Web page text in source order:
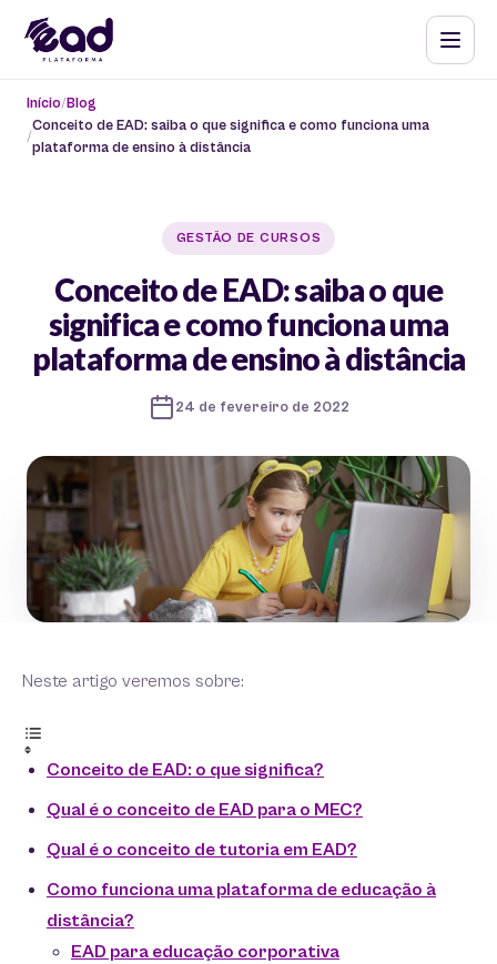
Início Blog
Conceito de EAD: saiba o que significa e como funciona uma
plataforma de ensino à distância
GESTÃO DE CURSOS
Conceito de EAD: saiba o que
significa e como funciona uma
plataforma de ensino à distância
24 de fevereiro de 2022
Neste artigo veremos sobre:
Conceito de EAD: o que significa?
Qual é o conceito de EAD para o MEC?
Qual é o conceito de tutoria em EAD?
Como funciona uma plataforma de educação à
distância?
EAD para educação corporativa